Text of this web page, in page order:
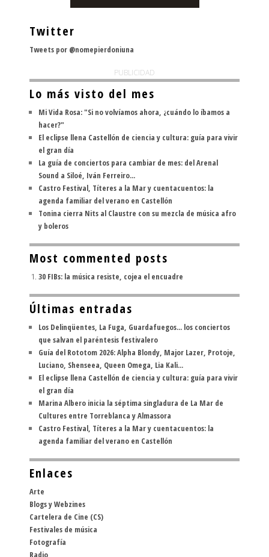
Twitter
Tweets por @nomepierdoniuna
PUBLICIDAD
Lo más visto del mes
Mi Vida Rosa: "Si no volvíamos ahora, ¿cuándo lo íbamos a
hacer?"
El eclipse llena Castellón de ciencia y cultura: guía para vivir
el gran día
La guía de conciertos para cambiar de mes: del Arenal
Sound a Siloé, Iván Ferreiro...
Castro Festival, Títeres a la Mar y cuentacuentos: la
agenda familiar del verano en Castellón
Tonina cierra Nits al Claustre con su mezcla de música afro
y boleros
Most commented posts
30 FIBs: la música resiste, cojea el encuadre
Últimas entradas
Los Delinqüentes, La Fuga, Guardafuegos... los conciertos
que salvan el paréntesis festivalero
Guía del Rototom 2026: Alpha Blondy, Major Lazer, Protoje,
Luciano, Shenseea, Queen Omega, Lia Kali...
El eclipse llena Castellón de ciencia y cultura: guía para vivir
el gran día
Marina Albero inicia la séptima singladura de La Mar de
Cultures entre Torreblanca y Almassora
Castro Festival, Títeres a la Mar y cuentacuentos: la
agenda familiar del verano en Castellón
Enlaces
Arte
Blogs y Webzines
Cartelera de Cine (CS)
Festivales de música
Fotografía
Radio